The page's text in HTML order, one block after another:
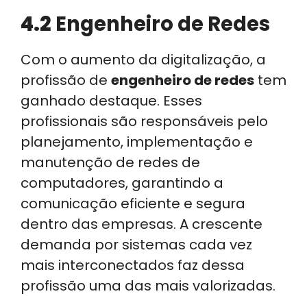
4.2 Engenheiro de Redes
Com o aumento da digitalização, a
profissão de engenheiro de redes tem
ganhado destaque. Esses
profissionais são responsáveis pelo
planejamento, implementação e
manutenção de redes de
computadores, garantindo a
comunicação eficiente e segura
dentro das empresas. A crescente
demanda por sistemas cada vez
mais interconectados faz dessa
profissão uma das mais valorizadas.